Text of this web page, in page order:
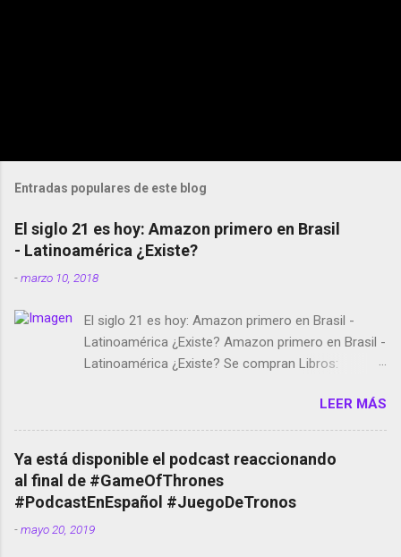
Entradas populares de este blog
El siglo 21 es hoy: Amazon primero en Brasil
- Latinoamérica ¿Existe?
-marzo 10, 2018
El siglo 21 es hoy: Amazon primero en Brasil -
Latinoamérica ¿Existe? Amazon primero en Brasil -
Latinoamérica ¿Existe? Se compran Libros:
temporada de Black Mirror Twitter deja de verificar
cuentas Responden los fotógrafos Brian May y el
copyright en Instagram Música y vídeo selfies en la
red social Riddley Scott saca a Kevin Spacey de su
película Francisco regaña a los que usan el
smartphone en sus misas La serie de la Tierra
Media GoBee - StartUp de bicicletas de alquiler
LEER MÁS
Ya está disponible el podcast reaccionando
al final de #GameOfThrones
#PodcastEnEspañol #JuegoDeTronos
-mayo 20, 2019